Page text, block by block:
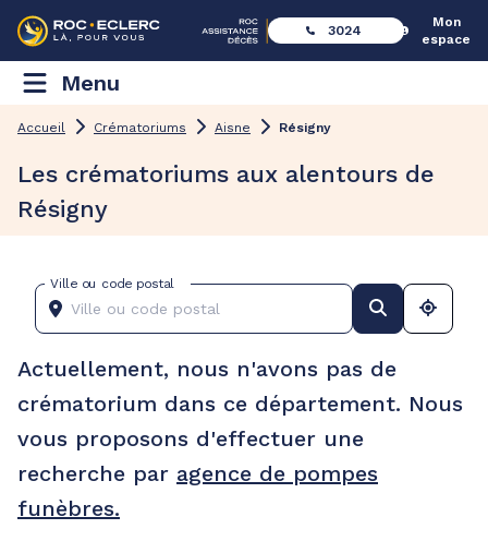
3024
Mon
espace
Menu
Accueil Crématoriums Aisne Résigny
Les crématoriums aux alentours de
Résigny
Ville ou code postal
Actuellement, nous n'avons pas de
crématorium dans ce département. Nous
vous proposons d'effectuer une
recherche par agence de pompes
funèbres.